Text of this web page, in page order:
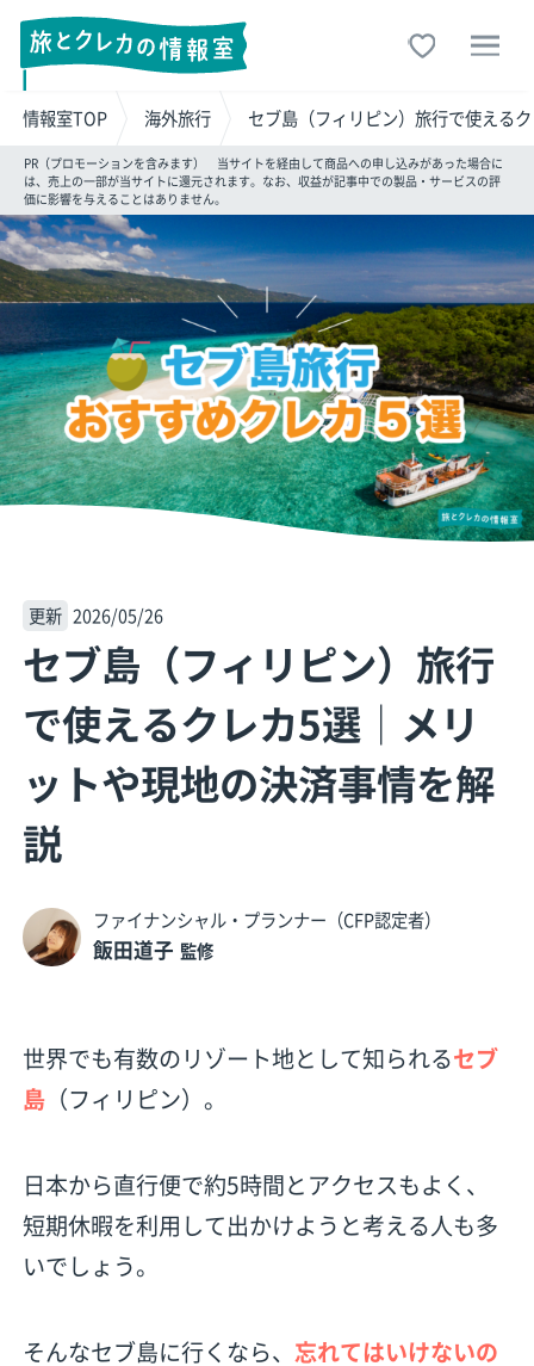
情報室TOP 海外旅行 セブ島（フィリピン）旅行で使える
PR（プロモーションを含みます） 当サイトを経由して商品への申し込みがあった場合に
は、売上の一部が当サイトに還元されます。なお、収益が記事中での製品・サービスの評
価に影響を与えることはありません。
更新 2026/05/26
セブ島（フィリピン）旅行
で使えるクレカ5選│メリ
ットや現地の決済事情を解
説
ファイナンシャル・プランナー（CFP認定者）
飯田道子 監修
世界でも有数のリゾート地として知られるセブ
島 （フィリピン）。
日本から直行便で約5時間とアクセスもよく、
短期休暇を利用して出かけようと考える人も多
いでしょう。
そんなセブ島に行くなら、忘れてはいけないの